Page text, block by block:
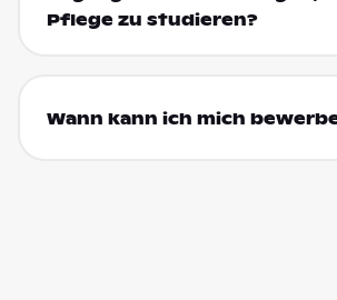
Pflege zu studieren?
Wann kann ich mich